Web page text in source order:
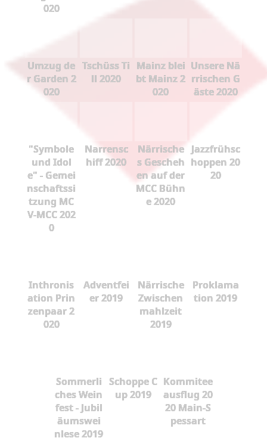
020
Umzug de
r Garden 2
020
Tschüss Ti
ll 2020
Mainz blei
bt Mainz 2
020
Unsere Nä
rrischen G
äste 2020
"Symbole
und Idol
e" - Gemei
nschaftssi
tzung MC
V-MCC 202
0
Narrensc
hiff 2020
Närrische
s Gescheh
en auf der
MCC Bühn
e 2020
Jazzfrühsc
hoppen 20
20
Inthronis
ation Prin
zenpaar 2
020
Adventfei
er 2019
Närrische
Zwischen
mahlzeit
2019
Proklama
tion 2019
Sommerli
ches Wein
fest - Jubil
äumswei
nlese 2019
Schoppe C
up 2019
Kommitee
ausflug 20
20 Main-S
pessart